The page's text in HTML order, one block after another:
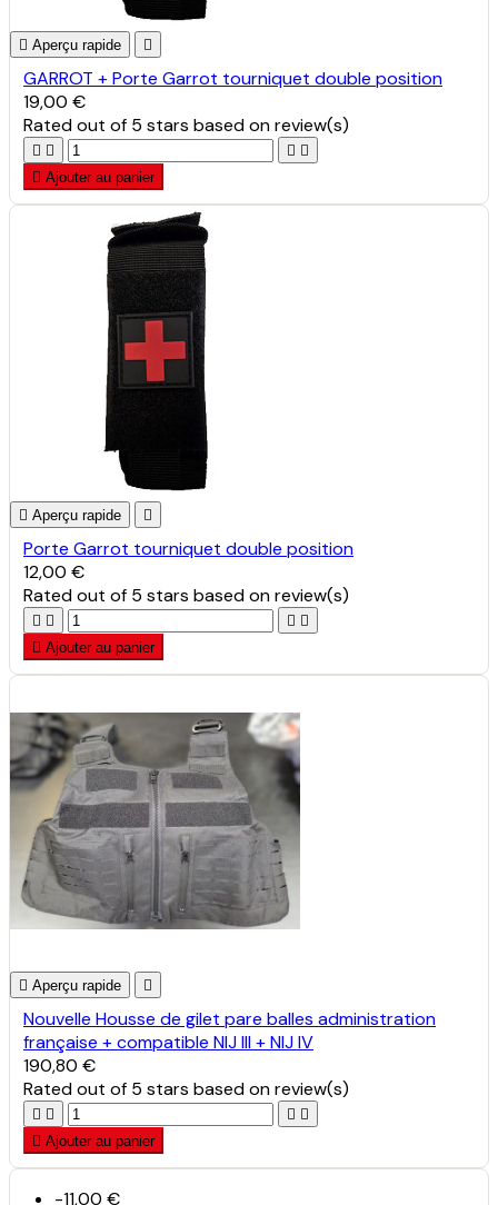
 Aperçu rapide 
GARROT + Porte Garrot tourniquet double position
19,00 €
Ratedout of 5 stars based onreview(s)
   
 Ajouter au panier
 Aperçu rapide 
Porte Garrot tourniquet double position
12,00 €
Ratedout of 5 stars based onreview(s)
   
 Ajouter au panier
 Aperçu rapide 
Nouvelle Housse de gilet pare balles administration
française + compatible NIJ III + NIJ IV
190,80 €
Ratedout of 5 stars based onreview(s)
   
 Ajouter au panier
-11,00 €